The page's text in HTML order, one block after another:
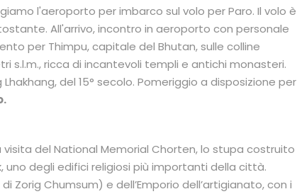
l'aeroporto per imbarco sul volo per Paro. Il volo è
All'arrivo, incontro in aeroporto con personale
per Thimpu, capitale del Bhutan, sulle colline
s.l.m., ricca di incantevoli templi e antichi monasteri.
del 15° secolo. Pomeriggio a disposizione per
del National Memorial Chorten, lo stupa costruito
uno degli edifici religiosi più importanti della città.
Zorig Chumsum) e dell’Emporio dell’artigianato, con i